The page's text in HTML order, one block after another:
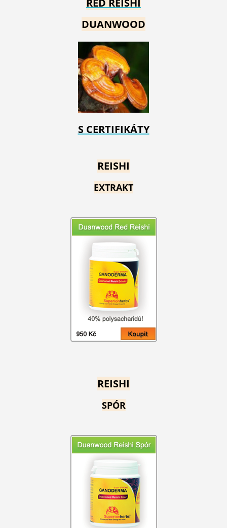
DUANWOOD
S CERTIFIKÁTY
REISHI
EXTRAKT
REISHI
SPÓR